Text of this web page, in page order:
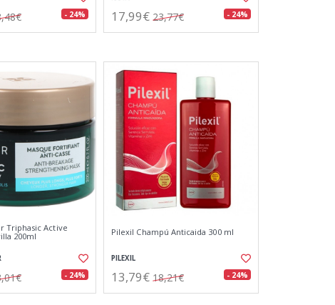
- 24% 17,99€ 23,77€ - 24%
Triphasic Active
200ml
- 24%
Pilexil Champú Anticaida 300 ml
PILEXIL
13,79€ 18,21€ - 24%